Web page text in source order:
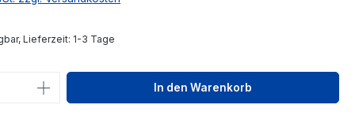
Lieferzeit: 1-3 Tage
Anzahl: Gib den gewünschten Wert
In den Warenkorb